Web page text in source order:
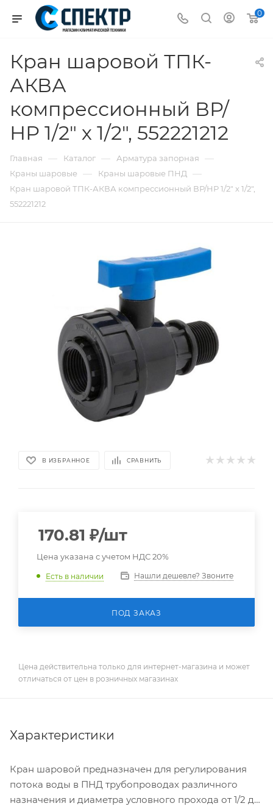
0
Кран шаровой ТПК-
АКВА
компрессионный ВР/
НР 1/2" х 1/2", 552221212
Главная — Каталог — Арматура запорная —
Краны шаровые — Краны шаровые ПНД —
Кран шаровой ТПК-АКВА компрессионный ВР/НР 1/2" х 1/2",
552221212
В ИЗБРАННОЕ СРАВНИТЬ
170.81 ₽/шт
Цена указана с учетом НДС 20%
Есть в наличии Нашли дешевле? Звоните
ПОД ЗАКАЗ
Цена действительна только для интернет-магазина и может
отличаться от цен в розничных магазинах
Характеристики
Кран шаровой предназначен для регулирования
потока воды в ПНД трубопроводах различного
назначения и диаметра условного прохода от 1/2 до